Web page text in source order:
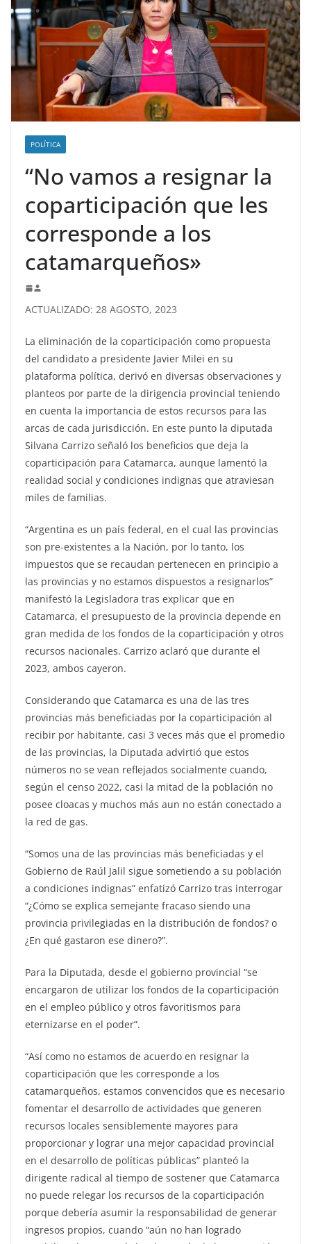
POLÍTICA
“No vamos a resignar la
coparticipación que les
corresponde a los
catamarqueños»
ACTUALIZADO: 28 AGOSTO, 2023
La eliminación de la coparticipación como propuesta
del candidato a presidente Javier Milei en su
plataforma política, derivó en diversas observaciones y
planteos por parte de la dirigencia provincial teniendo
en cuenta la importancia de estos recursos para las
arcas de cada jurisdicción. En este punto la diputada
Silvana Carrizo señaló los beneficios que deja la
coparticipación para Catamarca, aunque lamentó la
realidad social y condiciones indignas que atraviesan
miles de familias.
“Argentina es un país federal, en el cual las provincias
son pre-existentes a la Nación, por lo tanto, los
impuestos que se recaudan pertenecen en principio a
las provincias y no estamos dispuestos a resignarlos”
manifestó la Legisladora tras explicar que en
Catamarca, el presupuesto de la provincia depende en
gran medida de los fondos de la coparticipación y otros
recursos nacionales. Carrizo aclaró que durante el
2023, ambos cayeron.
Considerando que Catamarca es una de las tres
provincias más beneficiadas por la coparticipación al
recibir por habitante, casi 3 veces más que el promedio
de las provincias, la Diputada advirtió que estos
números no se vean reflejados socialmente cuando,
según el censo 2022, casi la mitad de la población no
posee cloacas y muchos más aun no están conectado a
la red de gas.
“Somos una de las provincias más beneficiadas y el
Gobierno de Raúl Jalil sigue sometiendo a su población
a condiciones indignas” enfatizó Carrizo tras interrogar
“¿Cómo se explica semejante fracaso siendo una
provincia privilegiadas en la distribución de fondos? o
¿En qué gastaron ese dinero?”.
Para la Diputada, desde el gobierno provincial “se
encargaron de utilizar los fondos de la coparticipación
en el empleo público y otros favoritismos para
eternizarse en el poder”.
“Así como no estamos de acuerdo en resignar la
coparticipación que les corresponde a los
catamarqueños, estamos convencidos que es necesario
fomentar el desarrollo de actividades que generen
recursos locales sensiblemente mayores para
proporcionar y lograr una mejor capacidad provincial
en el desarrollo de políticas públicas” planteó la
dirigente radical al tiempo de sostener que Catamarca
no puede relegar los recursos de la coparticipación
porque debería asumir la responsabilidad de generar
ingresos propios, cuando “aún no han logrado